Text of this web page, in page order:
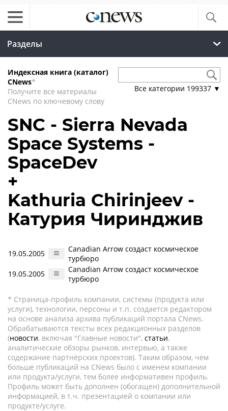
Разделы
Индексная книга (каталог)
CNews*
Получите все материалы
CNews по ключевому слову
Все категории 199337 ▼
SNC - Sierra Nevada
Space Systems -
SpaceDev
+
Kathuria Chirinjeev -
Катурия Чиринджив
19.05.2005
Canadian Arrow создаст космическое
турбюро
19.05.2005
Canadian Arrow создаст космическое
турбюро
* Страница-профиль компании, системы (продукта или
услуги), технологии, персоны и т.п. создается редактором
на основе анализа архива публикаций портала CNews.
Обрабатываются тексты всех редакционных разделов
(новости, включая "Главные новости", статьи,
аналитические обзоры рынков, интервью, а также
содержание партнёрских проектов). Таким образом, чем
больше публикаций на CNews было с именем компании
или продукта/услуги, тем более информативен профиль.
Профиль может быть дополнен (обогащен) дополнительной
информацией, в т.ч. презентацией о компании или
продукте/услуге.